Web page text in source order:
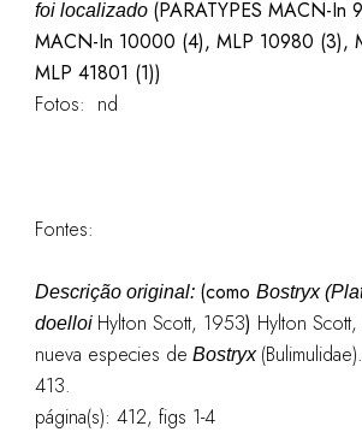
foi localizado (PARATYPES MACN-In
MACN-In 10000 (4), MLP 10980 (3),
MLP 41801 (1))
Fotos: nd
Fontes:
Descrição original: (como Bostryx
doelloi Hylton Scott, 1953) Hylton
nueva especies de Bostryx
413.
página(s): 412, figs 1-4